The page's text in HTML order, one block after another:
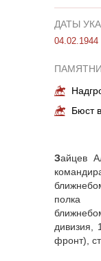
ДАТЫ
04.02.1944
Бюст
Зайцев
дивизия,
фронт),